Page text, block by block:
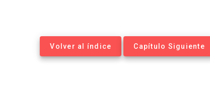
Volver al índice Capítulo Siguiente